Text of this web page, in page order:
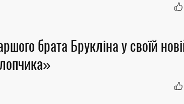
брата Брукліна у своїй